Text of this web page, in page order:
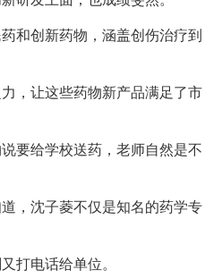
和创新药物，涵盖创伤治疗到
，让这些药物新产品满足了市
要给学校送药，老师自然是不
，沈子菱不仅是知名的药学专
打电话给单位。